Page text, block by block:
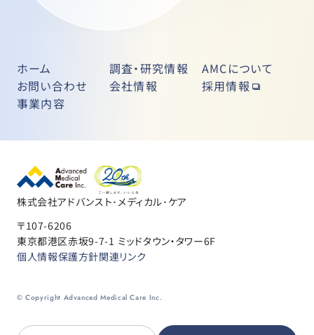
ホーム 調査・研究情報
AMCについて
お問い合わせ
会社情報
採用情報
事業内容
株式会社アドバンスト･メディカル･ケア
〒107-6206
東京都港区赤坂9-7-1 ミッドタウン・タワー6F
個人情報保護方針関連リンク
© Copyright Advanced Medical Care Inc.